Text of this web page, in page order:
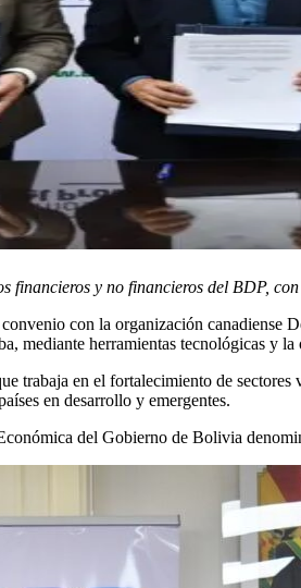
y no financieros del BDP,
con la organización canadiense
mediante herramientas tecnológicas y
trabaja en el fortalecimiento de
en desarrollo y emergentes.
del Gobierno de Bolivia